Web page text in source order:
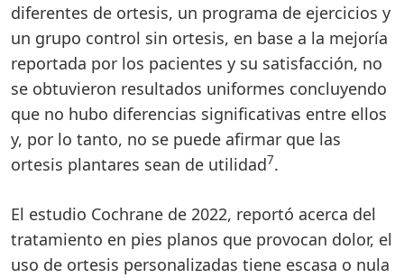
diferentes de ortesis, un programa de ejercicios y
un grupo control sin ortesis, en base a la mejoría
reportada por los pacientes y su satisfacción, no
se obtuvieron resultados uniformes concluyendo
que no hubo diferencias significativas entre ellos
y, por lo tanto, no se puede afirmar que las
ortesis plantares sean de utilidad7.
El estudio Cochrane de 2022, reportó acerca del
tratamiento en pies planos que provocan dolor, el
uso de ortesis personalizadas tiene escasa o nula